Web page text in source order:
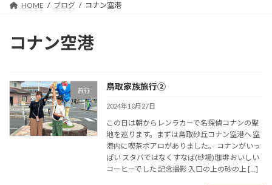
HOME ブログ コナン空港
コナン空港
旅行 鳥取家族旅行②
2024年10月27日
この日は朝からレンラカーで名探偵コナンの聖
地を巡ります。まずは鳥取砂丘コナン空港へ 空
港内に喫茶ポアロがありました。 コナンがいっ
ぱい スタバではなくすなば(砂場)珈琲 おいしい
コーヒーでした 記念撮影 入口の上の砂の上 […]